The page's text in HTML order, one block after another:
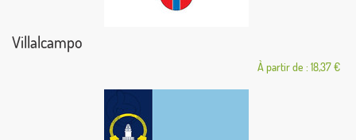
Villalcampo
À partir de : 18,37 €